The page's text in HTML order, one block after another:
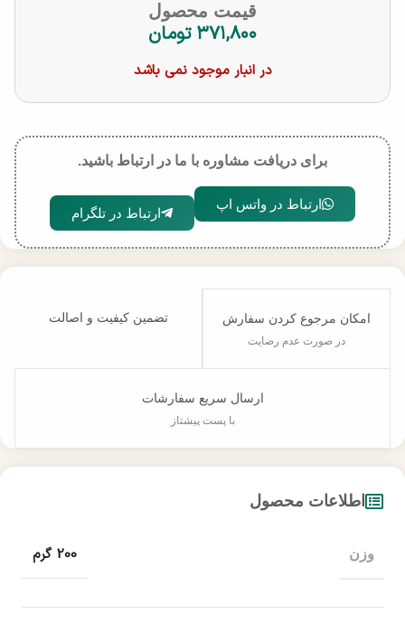
قیمت محصول
۳۷۱,۸۰۰ تومان
در انبار موجود نمی باشد
برای دریافت مشاوره با ما در ارتباط باشید.
ارتباط در واتس اپ
ارتباط در تلگرام
امکان مرجوع کردن سفارش
در صورت عدم رضایت
تضمین کیفیت و اصالت
ارسال سریع سفارشات
با پست پیشتاز
اطلاعات محصول
وزن 200 گرم